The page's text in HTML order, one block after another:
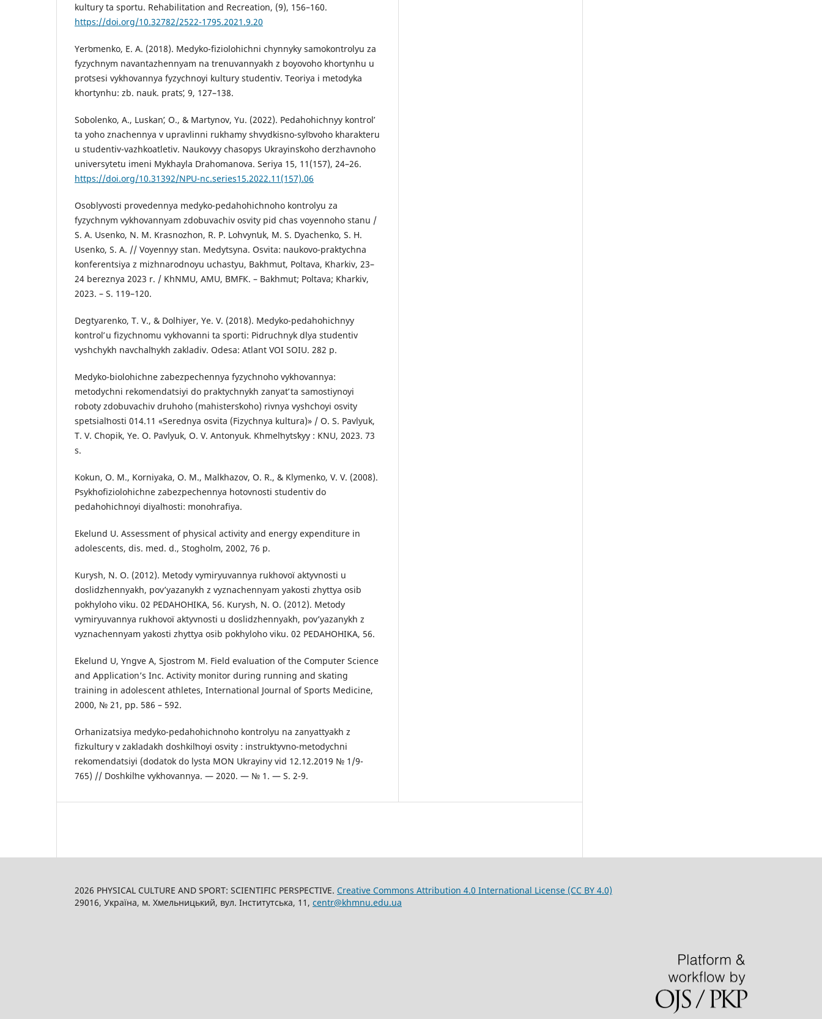
kultury ta sportu. Rehabilitation and Recreation, (9), 156–160.
https://doi.org/10.32782/2522-1795.2021.9.20
Yerʹomenko, E. A. (2018). Medyko-fiziolohichni chynnyky samokontrolyu za
fyzychnym navantazhennyam na trenuvannyakh z boyovoho khortynhu u
protsesi vykhovannya fyzychnoyi kultury studentiv. Teoriya i metodyka
khortynhu: zb. nauk. pratsʹ, 9, 127–138.
Sobolenko, A., Luskanʹ, O., & Martynov, Yu. (2022). Pedahohichnyy kontrolʹ
ta yoho znachennya v upravlinni rukhamy shvydkisno-sylʹovoho kharakteru
u studentiv-vazhkoatletiv. Naukovyy chasopys Ukrayinsʹkoho derzhavnoho
universytetu imeni Mykhayla Drahomanova. Seriya 15, 11(157), 24–26.
https://doi.org/10.31392/NPU-nc.series15.2022.11(157).06
Osoblyvosti provedennya medyko-pedahohichnoho kontrolyu za
fyzychnym vykhovannyam zdobuvachiv osvity pid chas voyennoho stanu /
S. A. Usenko, N. M. Krasnozhon, R. P. Lohvynʹuk, M. S. Dyachenko, S. H.
Usenko, S. A. // Voyennyy stan. Medytsyna. Osvita: naukovo-praktychna
konferentsiya z mizhnarodnoyu uchastyu, Bakhmut, Poltava, Kharkiv, 23–
24 bereznya 2023 r. / KhNMU, AMU, BMFК. – Bakhmut; Poltava; Kharkiv,
2023. – S. 119–120.
Degtyarenko, T. V., & Dolhiyer, Ye. V. (2018). Medyko-pedahohichnyy
kontrolʹ u fizychnomu vykhovanni ta sporti: Pidruchnyk dlya studentiv
vyshchykh navchalʹnykh zakladiv. Odesa: Atlant VOI SOIU. 282 p.
Medyko-biolohichne zabezpechennya fyzychnoho vykhovannya:
metodychni rekomendatsiyi do praktychnykh zanyatʹ ta samostiynoyi
roboty zdobuvachiv druhoho (mahistersʹkoho) rivnya vyshchoyi osvity
spetsialʹnosti 014.11 «Serednya osvita (Fizychnya kultura)» / O. S. Pavlyuk,
T. V. Chopik, Ye. O. Pavlyuk, O. V. Antonyuk. Khmelʹnytsʹkyy : KNU, 2023. 73
s.
Kokun, O. M., Korniyaka, O. M., Malkhazov, O. R., & Klymenko, V. V. (2008).
Psykhofiziolohichne zabezpechennya hotovnosti studentiv do
pedahohichnoyi diyalʹnosti: monohrafiya.
Ekelund U. Assessment of physical activity and energy expenditure in
adolescents, dis. med. d., Stogholm, 2002, 76 p.
Kurysh, N. O. (2012). Metody vymiryuvannya rukhovoї aktyvnosti u
doslidzhennyakh, pov’yazanykh z vyznachennyam yakosti zhyttya osib
pokhyloho viku. 02 PEDAHOHIKA, 56. Kurysh, N. O. (2012). Metody
vymiryuvannya rukhovoї aktyvnosti u doslidzhennyakh, pov’yazanykh z
vyznachennyam yakosti zhyttya osib pokhyloho viku. 02 PEDAHOHIKA, 56.
Ekelund U, Yngve A, Sjostrom M. Field evaluation of the Computer Science
and Application’s Inc. Activity monitor during running and skating
training in adolescent athletes, International Journal of Sports Medicine,
2000, № 21, pp. 586 – 592.
Orhanizatsiya medyko-pedahohichnoho kontrolyu na zanyattyakh z
fizkultury v zakladakh doshkilʹnoyi osvity : instruktyvno-metodychni
rekomendatsiyi (dodatok do lysta MON Ukrayiny vid 12.12.2019 № 1/9-
765) // Doshkilʹne vykhovannya. — 2020. — № 1. — S. 2-9.
2026 PHYSICAL CULTURE AND SPORT: SCIENTIFIC PERSPECTIVE. Creative Commons Attribution 4.0 International License (CC BY 4.0)
29016, Україна, м. Хмельницький, вул. Інститутська, 11, centr@khmnu.edu.ua